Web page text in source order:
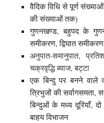
वैदिक विधि से पूर्ण
की संख्याओं तक)
गुणनखण्ड, बहुपद के
समीकरण, द्विघात
अनुपात-समानुपात,
चक्रवृद्धि ब्याज, बट्टा
एक बिन्दु पर बनने वाले
त्रिभुजों की सर्वागसमता,
बिन्दुओं के मध्य दूरियाँ,
बाहय विभाजन